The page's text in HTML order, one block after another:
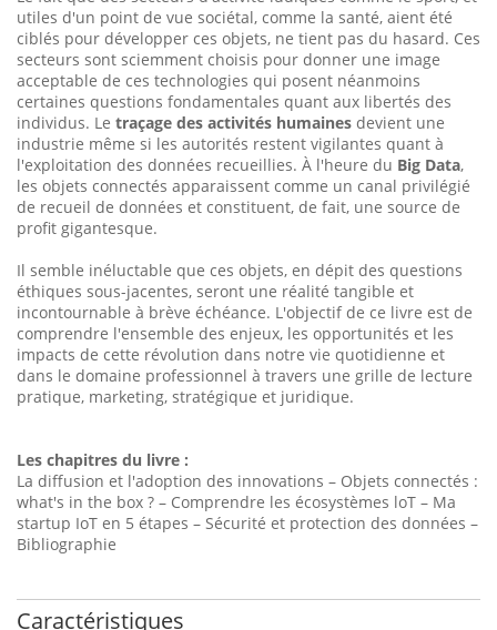
utiles d'un point de vue sociétal, comme la santé, aient été
ciblés pour développer ces objets, ne tient pas du hasard. Ces
secteurs sont sciemment choisis pour donner une image
acceptable de ces technologies qui posent néanmoins
certaines questions fondamentales quant aux libertés des
individus. Le traçage des activités humaines devient une
industrie même si les autorités restent vigilantes quant à
l'exploitation des données recueillies. À l'heure du Big Data,
les objets connectés apparaissent comme un canal privilégié
de recueil de données et constituent, de fait, une source de
profit gigantesque.
Il semble inéluctable que ces objets, en dépit des questions
éthiques sous-jacentes, seront une réalité tangible et
incontournable à brève échéance. L'objectif de ce livre est de
comprendre l'ensemble des enjeux, les opportunités et les
impacts de cette révolution dans notre vie quotidienne et
dans le domaine professionnel à travers une grille de lecture
pratique, marketing, stratégique et juridique.
Les chapitres du livre :
La diffusion et l'adoption des innovations – Objets connectés :
what's in the box ? – Comprendre les écosystèmes loT – Ma
startup IoT en 5 étapes – Sécurité et protection des données –
Bibliographie
Caractéristiques